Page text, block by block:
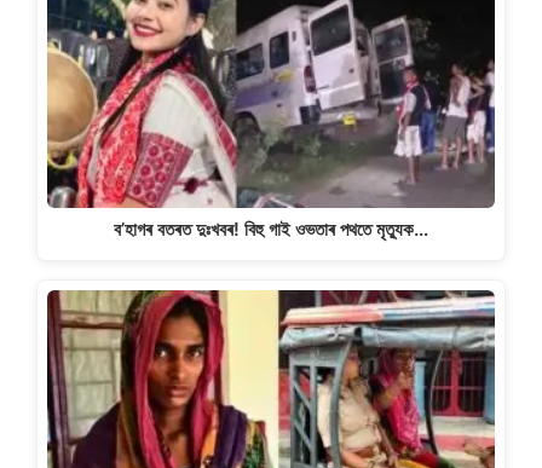
p
p
o
o
k
m
n
k
ব’হাগৰ বতৰত দুঃখবৰ! বিহু গাই ওভতাৰ পথতে মৃত্যুক…